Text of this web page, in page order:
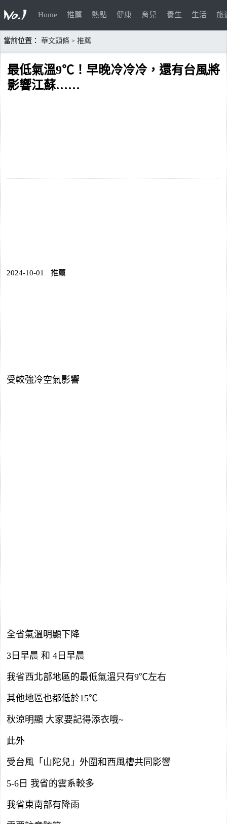
Home 推薦 熱點 健康 育兒 養生 生活 旅
當前位置： 華文頭條 > 推薦
最低氣溫9℃！早晚冷冷冷，還有台風將
影響江蘇……
2024-10-01 推薦
受較強冷空氣影響
全省氣溫明顯下降
3日早晨 和 4日早晨
我省西北部地區的最低氣溫只有9℃左右
其他地區也都低於15℃
秋涼明顯 大家要記得添衣哦~
此外
受台風「山陀兒」外圍和西風槽共同影響
5-6日 我省的雲系較多
我省東南部有降雨